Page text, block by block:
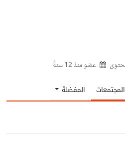
عضو منذ12 سنةً
المجتمعات المفضلة